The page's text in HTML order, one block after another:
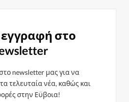
στο
newsletter μας για να
τελευταία νέα, καθώς και
στην Εϋβοια!